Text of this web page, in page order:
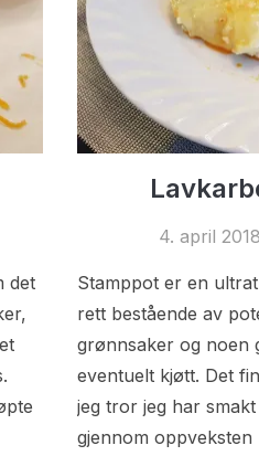
det
4. april 2018
Stamppot er en
rett bestående av
grønnsaker og noen
eventuelt kjøtt. Det
jeg tror jeg har
gjennom oppveksten